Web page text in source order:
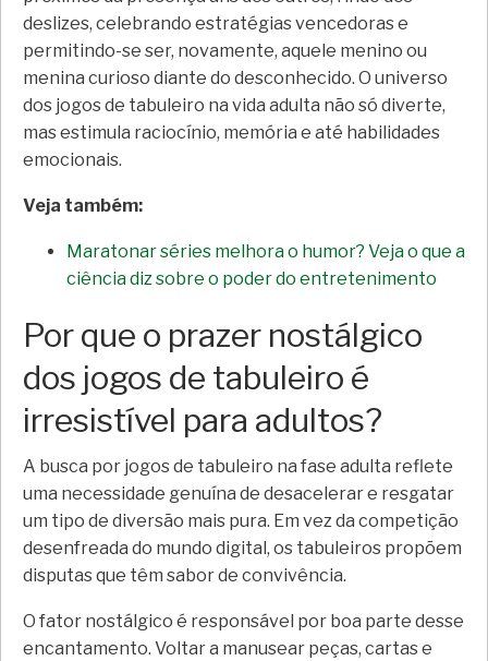
deslizes, celebrando estratégias vencedoras e
permitindo-se ser, novamente, aquele menino ou
menina curioso diante do desconhecido. O universo
dos jogos de tabuleiro na vida adulta não só diverte,
mas estimula raciocínio, memória e até habilidades
emocionais.
Veja também:
Maratonar séries melhora o humor? Veja o que a
ciência diz sobre o poder do entretenimento
Por que o prazer nostálgico
dos jogos de tabuleiro é
irresistível para adultos?
A busca por jogos de tabuleiro na fase adulta reflete
uma necessidade genuína de desacelerar e resgatar
um tipo de diversão mais pura. Em vez da competição
desenfreada do mundo digital, os tabuleiros propõem
disputas que têm sabor de convivência.
O fator nostálgico é responsável por boa parte desse
encantamento. Voltar a manusear peças, cartas e